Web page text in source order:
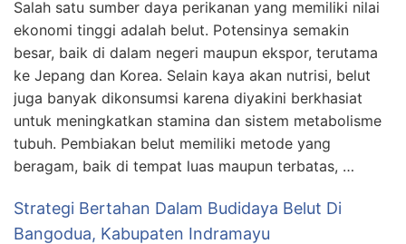
Salah satu sumber daya perikanan yang memiliki nilai
ekonomi tinggi adalah belut. Potensinya semakin
besar, baik di dalam negeri maupun ekspor, terutama
ke Jepang dan Korea. Selain kaya akan nutrisi, belut
juga banyak dikonsumsi karena diyakini berkhasiat
untuk meningkatkan stamina dan sistem metabolisme
tubuh. Pembiakan belut memiliki metode yang
beragam, baik di tempat luas maupun terbatas, …
Strategi Bertahan Dalam Budidaya Belut Di
Bangodua, Kabupaten Indramayu